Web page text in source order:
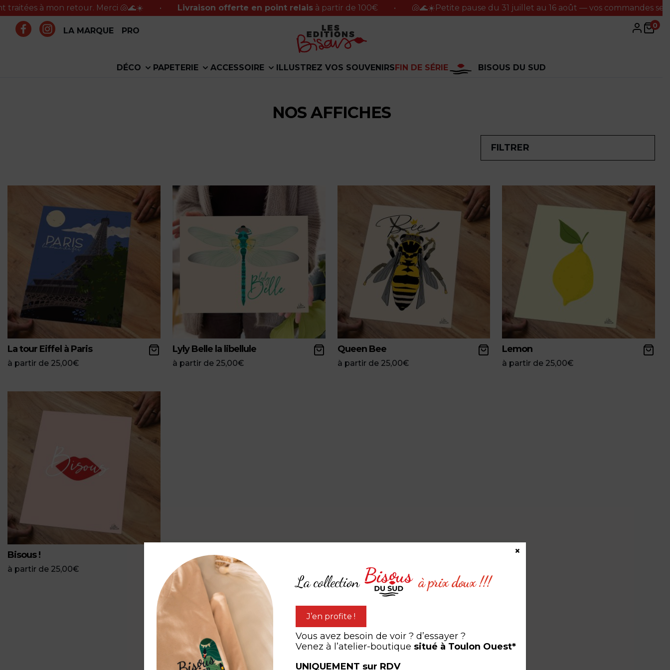
à mon retour. Merci 🐚🌊☀️ • Livraison offerte en point relaisà partir de 100€ • 🐚🌊☀️Petite pause du 31 juillet au 16 août — vos commandes seront
LA MARQUE PRO
0
DÉCO PAPETERIE ACCESSOIRE ILLUSTREZ VOS SOUVENIRSFIN DE SÉRIE BISOUS DU SUD
NOS AFFICHES
FILTRER
La tour Eiffel à Paris
à partir de 25,00€
Lyly Belle la libellule
à partir de 25,00€
Queen Bee
à partir de 25,00€
Lemon
à partir de 25,00€
Bisous !
à partir de 25,00€
PARTAGEZ VOTREexpérience
#LEB #LESEDITIONSBISOUS
La collection à prix doux !!!
J’en profite !
Vous avez besoin de voir ? d’essayer ?
Venez à l’atelier-boutique situé à Toulon Ouest*
UNIQUEMENT sur RDV
×